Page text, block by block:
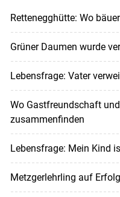
Rettenegghütte: Wo
Grüner Daumen wurde
Lebensfrage: Vater
Wo Gastfreundschaft
zusammenfinden
Lebensfrage: Mein Kind
Metzgerlehrling auf